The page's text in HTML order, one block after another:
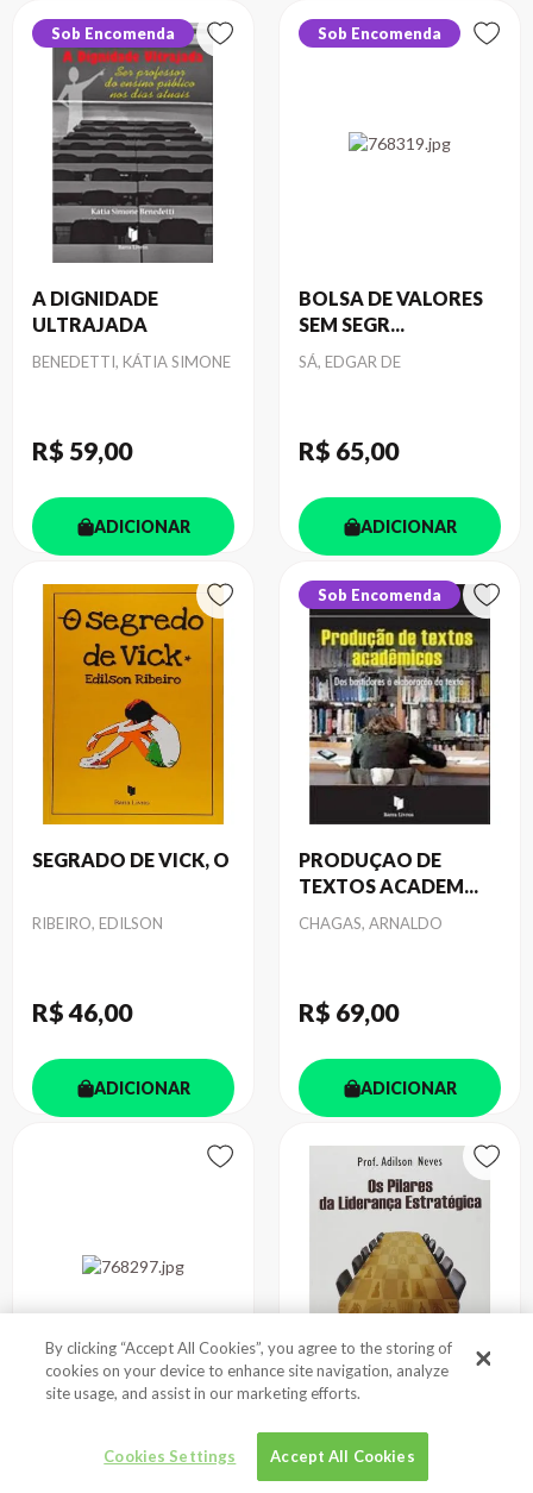
Sob Encomenda
A DIGNIDADE
ULTRAJADA
Autor
BENEDETTI, KÁTIA SIMONE
R$ 59,00
ADICIONAR
Sob Encomenda
BOLSA DE VALORES
SEM SEGR...
Autor
SÁ, EDGAR DE
R$ 65,00
ADICIONAR
SEGRADO DE VICK, O
Autor
RIBEIRO, EDILSON
R$ 46,00
ADICIONAR
Sob Encomenda
PRODUÇAO DE
TEXTOS ACADEM...
Autor
CHAGAS, ARNALDO
R$ 69,00
ADICIONAR
INVISTA MELH...
LIDERANÇA ESTR...
Autor
NEVES, ADILSON
By clicking “Accept All Cookies”, you agree to the storing of
cookies on your device to enhance site navigation, analyze
site usage, and assist in our marketing efforts.
Cookies Settings Accept All Cookies